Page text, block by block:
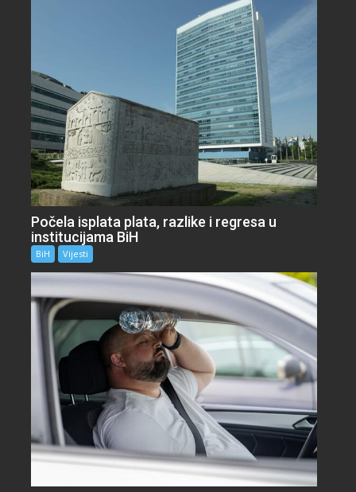
Počela isplata plata, razlike i regresa u
institucijama BiH
BiH Vijesti